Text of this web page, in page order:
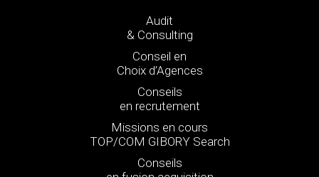
Audit
& Consulting
Conseil en
Choix d’Agences
Conseils
en recrutement
Missions en cours
TOP/COM GIBORY Search
Conseils